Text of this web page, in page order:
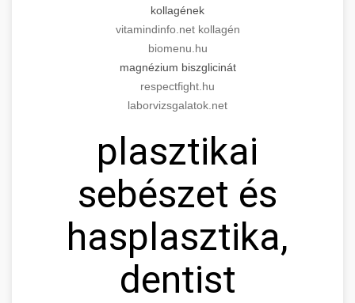
kollagének
vitamindinfo.net kollagén
biomenu.hu
magnézium biszglicinát
respectfight.hu
laborvizsgalatok.net
plasztikai
sebészet és
hasplasztika,
dentist